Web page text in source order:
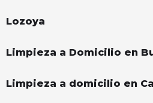
Lozoya
Limpieza a Domicilio en
Limpieza a domicilio en